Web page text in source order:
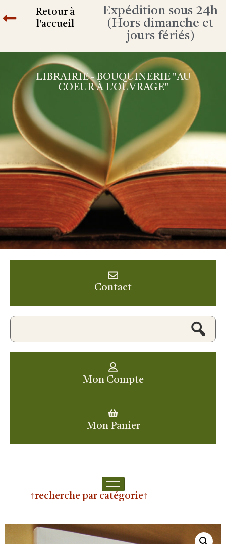
Retour à
l'accueil
Expédition sous 24h
(Hors dimanche et
jours fériés)
LIBRAIRIE - BOUQUINERIE "AU
COEUR À L'OUVRAGE"
Contact
Mon Compte
Mon Panier
↑recherche par catégorie↑